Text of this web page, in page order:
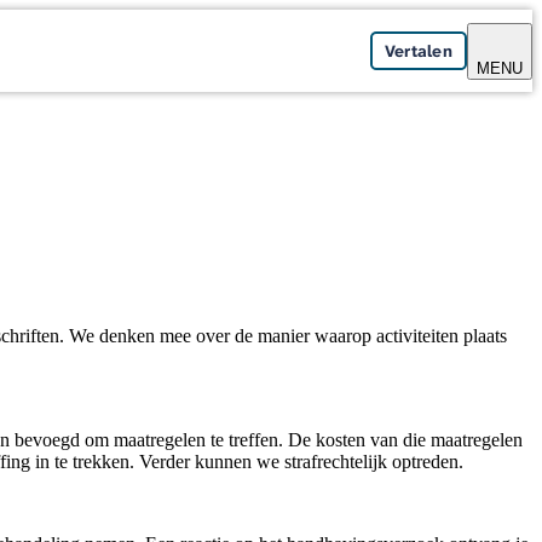
Vertalen
MENU
We denken mee over de manier waarop activiteiten plaats
om maatregelen te treffen. De kosten van die maatregelen
in te trekken. Verder kunnen we strafrechtelijk optreden.